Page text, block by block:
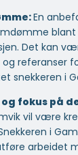
En
blant
Det kan
referanser
snekkeren i
fokus på
vil være
i
arbeidet